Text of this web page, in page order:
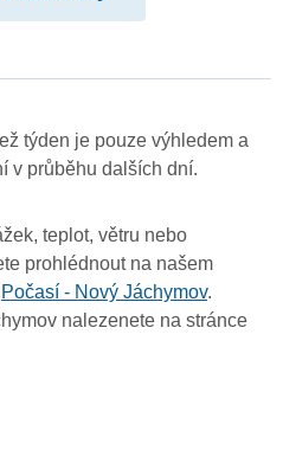
týden je pouze výhledem a
v průběhu dalších dní.
teplot, větru nebo
prohlédnout na našem
Počasí - Nový Jáchymov.
nalezenete na stránce